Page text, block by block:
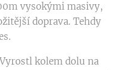
vysokými masivy,
doprava. Tehdy
kolem dolu na